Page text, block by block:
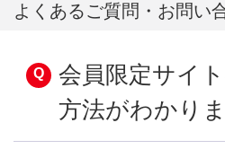
よくあるご質問・お問い
会員限定サイ
方法がわかりま